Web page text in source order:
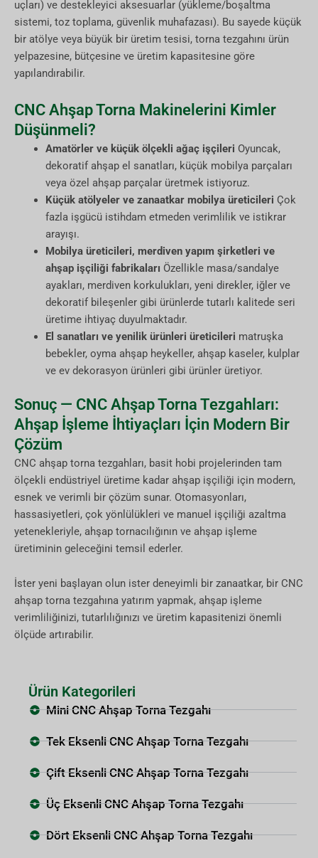
uçları) ve destekleyici aksesuarlar (yükleme/boşaltma
sistemi, toz toplama, güvenlik muhafazası). Bu sayede küçük
bir atölye veya büyük bir üretim tesisi, torna tezgahını ürün
yelpazesine, bütçesine ve üretim kapasitesine göre
yapılandırabilir.
CNC Ahşap Torna Makinelerini Kimler
Düşünmeli?
Amatörler ve küçük ölçekli ağaç işçileri Oyuncak,
dekoratif ahşap el sanatları, küçük mobilya parçaları
veya özel ahşap parçalar üretmek istiyoruz.
Küçük atölyeler ve zanaatkar mobilya üreticileri Çok
fazla işgücü istihdam etmeden verimlilik ve istikrar
arayışı.
Mobilya üreticileri, merdiven yapım şirketleri ve
ahşap işçiliği fabrikaları Özellikle masa/sandalye
ayakları, merdiven korkulukları, yeni direkler, iğler ve
dekoratif bileşenler gibi ürünlerde tutarlı kalitede seri
üretime ihtiyaç duyulmaktadır.
El sanatları ve yenilik ürünleri üreticileri matruşka
bebekler, oyma ahşap heykeller, ahşap kaseler, kulplar
ve ev dekorasyon ürünleri gibi ürünler üretiyor.
Sonuç — CNC Ahşap Torna Tezgahları:
Ahşap İşleme İhtiyaçları İçin Modern Bir
Çözüm
CNC ahşap torna tezgahları, basit hobi projelerinden tam
ölçekli endüstriyel üretime kadar ahşap işçiliği için modern,
esnek ve verimli bir çözüm sunar. Otomasyonları,
hassasiyetleri, çok yönlülükleri ve manuel işçiliği azaltma
yetenekleriyle, ahşap tornacılığının ve ahşap işleme
üretiminin geleceğini temsil ederler.
İster yeni başlayan olun ister deneyimli bir zanaatkar, bir CNC
ahşap torna tezgahına yatırım yapmak, ahşap işleme
verimliliğinizi, tutarlılığınızı ve üretim kapasitenizi önemli
ölçüde artırabilir.
Ürün Kategorileri
Mini CNC Ahşap Torna Tezgahı
Tek Eksenli CNC Ahşap Torna Tezgahı
Çift Eksenli CNC Ahşap Torna Tezgahı
Üç Eksenli CNC Ahşap Torna Tezgahı
Dört Eksenli CNC Ahşap Torna Tezgahı